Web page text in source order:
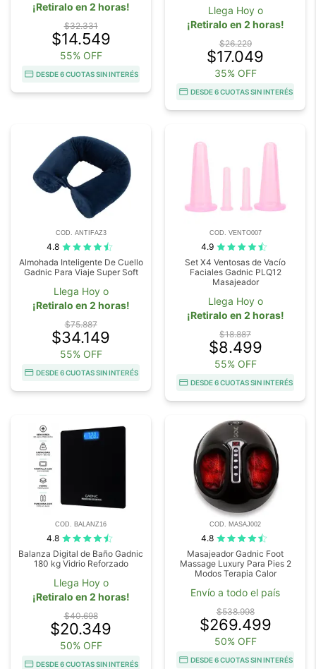
¡Retiralo en 2 horas!
$32.331
$14.549
55% OFF
DESDE 6 CUOTAS SIN INTERÉS
Llega Hoy o
¡Retiralo en 2 horas!
$26.229
$17.049
35% OFF
DESDE 6 CUOTAS SIN INTERÉS
COD. ANTIFAZ3
4.8
Almohada Inteligente De Cuello
Gadnic Para Viaje Super Soft
Llega Hoy o
¡Retiralo en 2 horas!
$75.887
$34.149
55% OFF
DESDE 6 CUOTAS SIN INTERÉS
COD. VENTO007
4.9
Set X4 Ventosas de Vacío
Faciales Gadnic PLQ12
Masajeador
Llega Hoy o
¡Retiralo en 2 horas!
$18.887
$8.499
55% OFF
DESDE 6 CUOTAS SIN INTERÉS
COD. BALANZ16
4.8
Balanza Digital de Baño Gadnic
180 kg Vidrio Reforzado
Llega Hoy o
¡Retiralo en 2 horas!
$40.698
$20.349
50% OFF
DESDE 6 CUOTAS SIN INTERÉS
COD. MASAJ002
4.8
Masajeador Gadnic Foot
Massage Luxury Para Pies 2
Modos Terapia Calor
Envío a todo el país
$538.998
$269.499
50% OFF
DESDE 6 CUOTAS SIN INTERÉS